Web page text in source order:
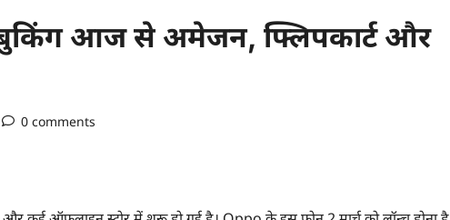
बुकिंग आज से अमेजन, फ्लिपकार्ट और
0 comments